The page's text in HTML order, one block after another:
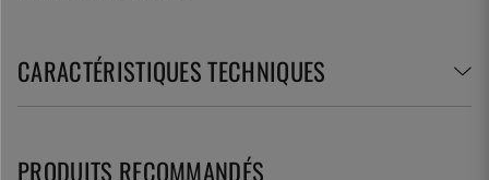
CARACTÉRISTIQUES TECHNIQUES
PRODUITS RECOMMANDÉS